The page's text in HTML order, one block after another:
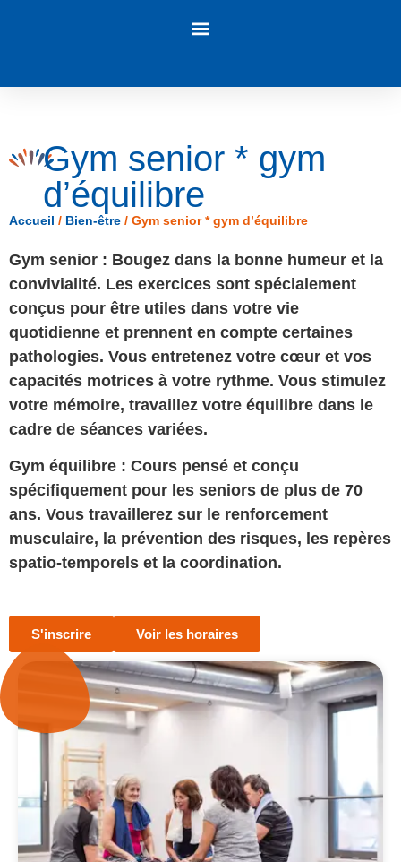
Gym senior * gym
d’équilibre
Accueil / Bien-être / Gym senior * gym d’équilibre
Gym senior : Bougez dans la bonne humeur et la
convivialité. Les exercices sont spécialement
conçus pour être utiles dans votre vie
quotidienne et prennent en compte certaines
pathologies. Vous entretenez votre cœur et vos
capacités motrices à votre rythme. Vous stimulez
votre mémoire, travaillez votre équilibre dans le
cadre de séances variées.
Gym équilibre : Cours pensé et conçu
spécifiquement pour les seniors de plus de 70
ans. Vous travaillerez sur le renforcement
musculaire, la prévention des risques, les repères
spatio-temporels et la coordination.
S'inscrire Voir les horaires